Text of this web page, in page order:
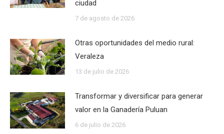
ciudad
7 de agosto de 2026
Otras oportunidades del medio rural:
Veraleza
13 de julio de 2026
Transformar y diversificar para generar
valor en la Ganadería Puluan
6 de julio de 2026